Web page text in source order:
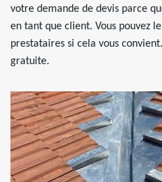
votre demande de devis parce
en tant que client. Vous pouvez
prestataires si cela vous
gratuite.